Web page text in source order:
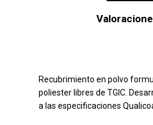
Recubrimiento en polvo
poliester libres de TGIC.
a las especificaciones